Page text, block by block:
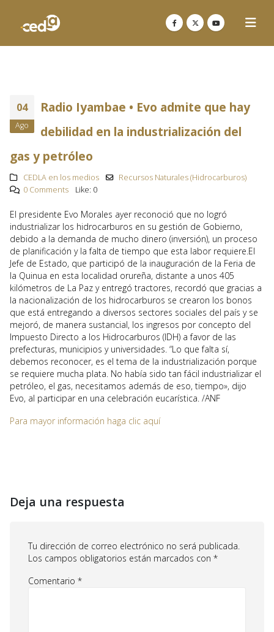
04
Ago
Radio Iyambae • Evo admite que hay
debilidad en la industrialización del
gas y petróleo
CEDLA en los medios
Recursos Naturales (Hidrocarburos)
0 Comments
Like: 0
El presidente Evo Morales ayer reconoció que no logró
industrializar los hidrocarburos en su gestión de Gobierno,
debido a la demanda de mucho dinero (inversión), un proceso
de planificación y la falta de tiempo que esta labor requiere.El
Jefe de Estado, que participó de la inauguración de la Feria de
la Quinua en esta localidad orureña, distante a unos 405
kilómetros de La Paz y entregó tractores, recordó que gracias a
la nacionalización de los hidrocarburos se crearon los bonos
que está entregando a diversos sectores sociales del país y se
mejoró, de manera sustancial, los ingresos por concepto del
Impuesto Directo a los Hidrocarburos (IDH) a favor de las
prefecturas, municipios y universidades. “Lo que falta sí,
debemos reconocer, es el tema de la industrialización porque
se requiere mucha plata. No había sido tan fácil industrializar el
petróleo, el gas, necesitamos además de eso, tiempo», dijo
Evo, al participar en una celebración eucarística. /ANF
Para mayor información haga clic aquí
Deja una respuesta
Tu dirección de correo electrónico no será publicada.
Los campos obligatorios están marcados con *
Comentario *